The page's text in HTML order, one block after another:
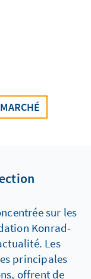
sur les
Konrad-
Les
principales
offrent de